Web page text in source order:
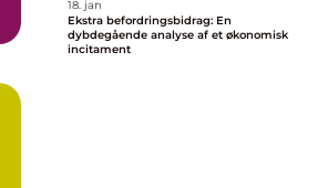
18. jan
Ekstra befordringsbidrag: En
dybdegående analyse af et økonomisk
incitament